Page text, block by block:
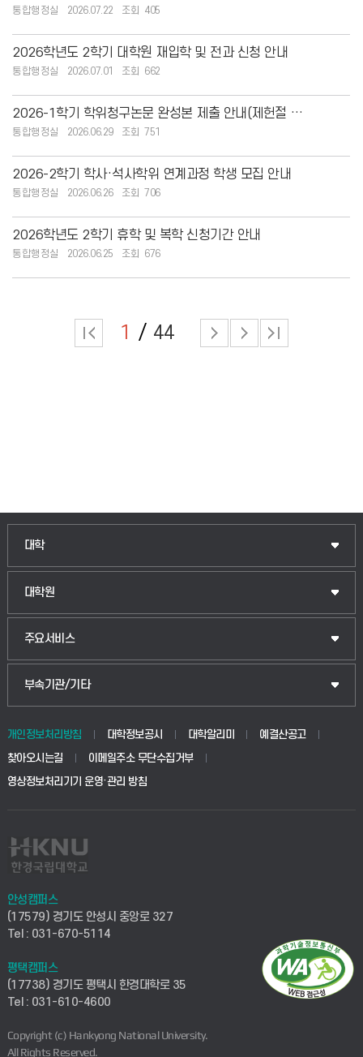
통합행정실 2026.07.22 405
2026학년도 2학기 대학원 재입학 및 전과 신청 안내
통합행정실 2026.07.01 662
2026-1학기 학위청구논문 완성본 제출 안내(제헌절 관련 제출일자 수정 사항)
통합행정실 2026.06.29 751
2026-2학기 학사·석사학위 연계과정 학생 모집 안내
통합행정실 2026.06.26 706
2026학년도 2학기 휴학 및 복학 신청기간 안내
통합행정실 2026.06.25 676
1 44
대학
대학원
주요서비스
부속기관/기타
개인정보처리방침 대학정보공시 대학알리미
예결산공고
찾아오시는길
이메일주소 무단수집거부
영상정보처리기기 운영·관리 방침
안성캠퍼스
(17579) 경기도 안성시 중앙로 327
Tel : 031-670-5114
평택캠퍼스
(17738) 경기도 평택시 한경대학로 35
Tel : 031-610-4600
Copyright (c) Hankyong National University.
All Rights Reserved.